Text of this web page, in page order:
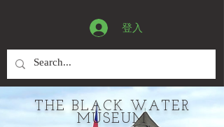
登入
THE BLACK WATER
MUSEUM